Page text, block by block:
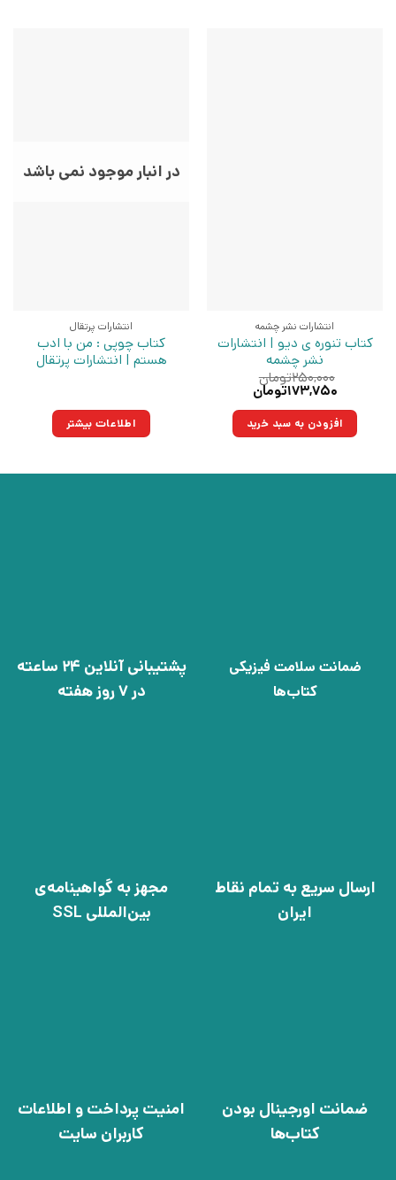
انتشارات نشر چشمه
کتاب تنوره ی دیو | انتشارات
نشر چشمه
۲۵۰,۰۰۰تومان
قیمت
۲۵۰,۰۰۰تومان
بود.
۱۷۳,۷۵۰تومان
۱۷۳,۷۵۰تومان.افزودن به سبد خرید
در انبار موجود نمی باشد
انتشارات پرتقال
کتاب چوپی : من با ادب
هستم | انتشارات پرتقال
اطلاعات بیشتر
ضمانت سلامت فیزیکی
کتاب‌ها
پشتیبانی آنلاین 24 ساعته
در 7 روز هفته
ارسال سریع به تمام نقاط
ایران
مجهز به گواهینامه‌ی
بین‌المللی SSL
ضمانت اورجینال بودن
کتاب‌ها
امنیت پرداخت و اطلاعات
کاربران سایت